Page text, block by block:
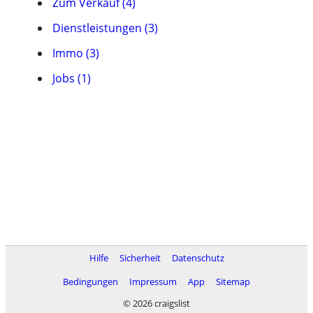
Dienstleistungen (3)
Immo (3)
Jobs (1)
Hilfe Sicherheit
Datenschutz
Bedingungen
Impressum App
Sitemap
© 2026 craigslist